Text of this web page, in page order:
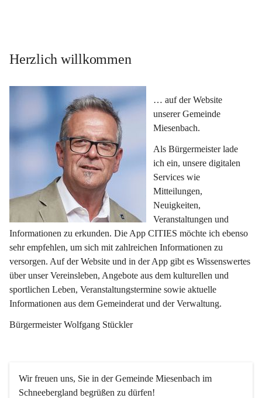
Herzlich willkommen
… auf der Website
unserer Gemeinde
Miesenbach.
Als Bürgermeister lade
ich ein, unsere digitalen
Services wie
Mitteilungen,
Neuigkeiten,
Veranstaltungen und
Informationen zu erkunden. Die App CITIES möchte ich ebenso
sehr empfehlen, um sich mit zahlreichen Informationen zu
versorgen. Auf der Website und in der App gibt es Wissenswertes
über unser Vereinsleben, Angebote aus dem kulturellen und
sportlichen Leben, Veranstaltungstermine sowie aktuelle
Informationen aus dem Gemeinderat und der Verwaltung.
Bürgermeister Wolfgang Stückler
Wir freuen uns, Sie in der Gemeinde Miesenbach im
Schneebergland begrüßen zu dürfen!